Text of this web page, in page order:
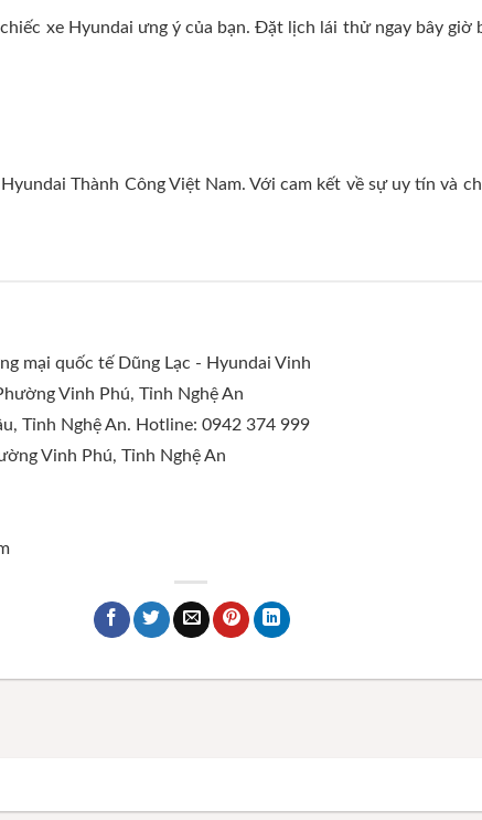
xe Hyundai ưng ý của bạn. Đặt lịch lái thử ngay bây giờ
Thành Công Việt Nam. Với cam kết về sự uy tín và
mại quốc tế Dũng Lạc - Hyundai Vinh
Vinh Phú, Tỉnh Nghệ An
Tỉnh Nghệ An. Hotline: 0942 374 999
Vinh Phú, Tỉnh Nghệ An